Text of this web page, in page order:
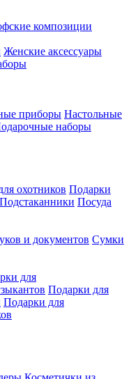
композиции
Женские аксессуары
приборы Настольные
наборы
охотников Подарки
Подстаканники Посуда
и документов Сумки
для
Подарки для
Подарки для